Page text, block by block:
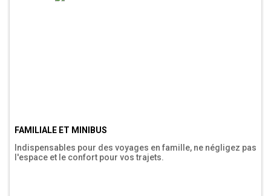
FAMILIALE ET MINIBUS
Indispensables pour des voyages en famille, ne négligez pas
l'espace et le confort pour vos trajets.